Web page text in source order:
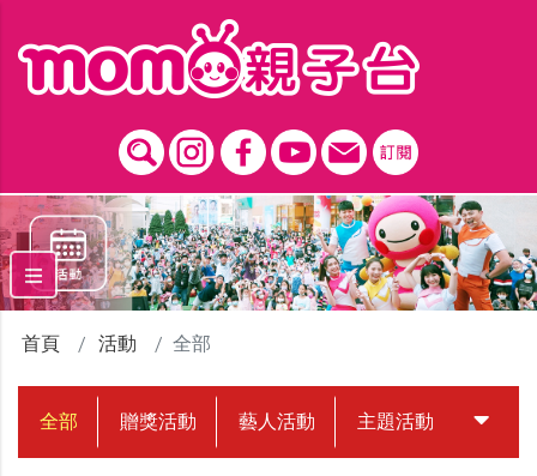
首頁 活動 全部
全部 贈獎活動 藝人活動 主題活動 中獎名